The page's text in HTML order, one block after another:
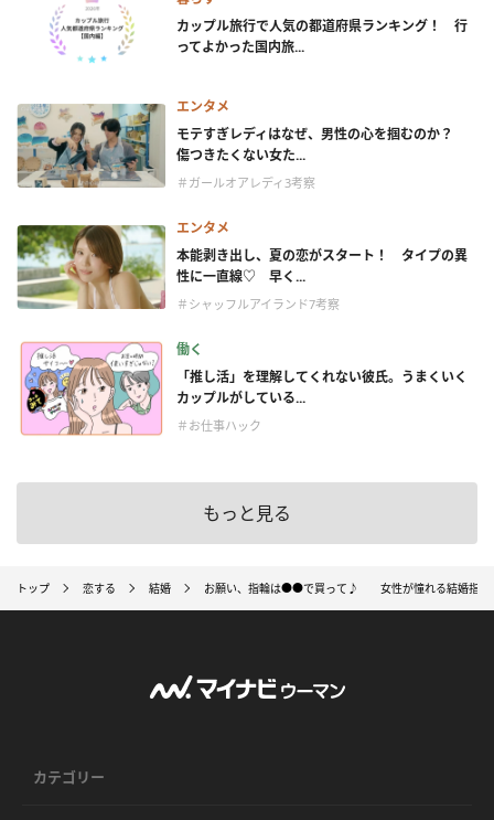
カップル旅行で人気の都道府県ランキング！ 行
ってよかった国内旅...
エンタメ
モテすぎレディはなぜ、男性の心を掴むのか？
傷つきたくない女た...
＃ガールオアレディ3考察
エンタメ
本能剥き出し、夏の恋がスタート！ タイプの異
性に一直線♡ 早く...
＃シャッフルアイランド7考察
働く
「推し活」を理解してくれない彼氏。うまくいく
カップルがしている...
＃お仕事ハック
もっと見る
トップ 恋する 結婚 お願い、指輪は●●で買って♪ 女性が憧れる結婚指輪
カテゴリー